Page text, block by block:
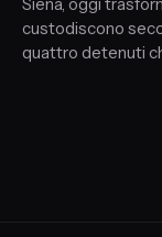
custodiscono
quattro detenuti